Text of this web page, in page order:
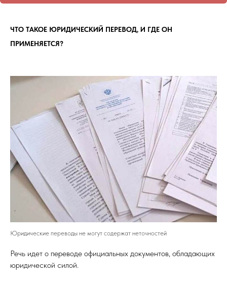
ЧТО ТАКОЕ ЮРИДИЧЕСКИЙ ПЕРЕВОД, И ГДЕ ОН
ПРИМЕНЯЕТСЯ?
Юридические переводы не могут содержат неточностей
Речь идет о переводе официальных документов, обладающих
юридической силой.